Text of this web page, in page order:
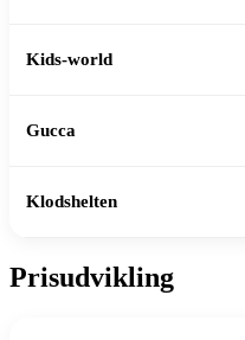
Kids-world
Gucca
Klodshelten
Prisudvikling